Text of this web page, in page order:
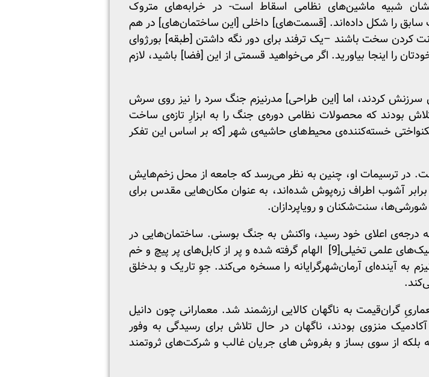
شبیه ماشین‌های نظامی اسقاط است- در خرابه‌های متروک
سابق را شکل داده‌اند. [قسمت‌های] داخلی [این ساختمان‌های] در هم
سخت باشند –یک ترفند برای دور نگه داشتن [طبقه] بورژوای
را اینجا بیاورید. اگر می‌خواهید قسمتی از این [فضا] باشید، لازم
کردند، اما [این طراحی] مدرنیزم جنگ سرد را نیز روی سرش
آمریکایی در تلاش بودند که محصولات نظامی دوره‌ی جنگ را به ابزارِ تازه‌ی ساخت
خسته‌کننده‌ی محیط‌های حاشیه‌ی شهر [که بر اساس این تفکر
در ترسیمات او، چنین به نظر می‌رسد که جامعه از محل زخم‌هایش
آشوب اطراف زره‌پوش شده‌اند، به عنوان مکان‌هایی مقدس برای
سنت‌شکنان و رویاپردازان.
سری ارائه‌هایی که در 1993 خلق کرد، به درجه‌ی اعلای خود رسید، واکنش به جنگ بوسنی. ساختمان‌هایی در
علمی تخیلی[9]
الهام گرفته شده و پر از کابل‌های پر پیچ و خم
به آینده‌ای آرمان‌شهرگرایانه را مسخره می‌کند. جوِ تاریک و بدخلق
گران‌قیمت به ناگهان کالایی ارزشمند شد. معمارانی چون دانیل
منزوی بودند، ناگهان در حال تلاش برای رسیدگی به وفور
بلکه از سوی بساز و بفروش های جریان غالب و شرکت‌های ثروتمند